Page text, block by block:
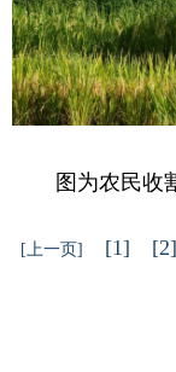
图为农民收割
[上一页] [1] [2]